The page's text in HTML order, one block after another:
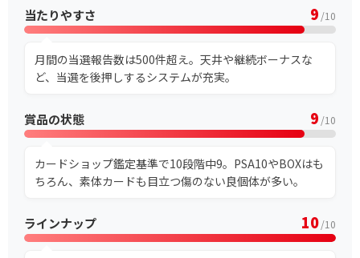
当たりやすさ 9 /10
月間の当選報告数は500件超え。天井や継続ボーナスな
ど、当選を後押しするシステムが充実。
賞品の状態 9 /10
カードショップ鑑定基準で10段階中9。PSA10やBOXはも
ちろん、素体カードも目立つ傷のない良個体が多い。
ラインナップ 10/10